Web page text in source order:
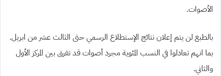
الأصوات.
بالطبع لن يتم إعلان نتائج الإستطلاع الرسمي حتى الثالث عشر من ابريل.
بما انهم تعادلوا في النسب المئوية مجرد أصوات قد تفرق بين المركز الأول
والثاني.